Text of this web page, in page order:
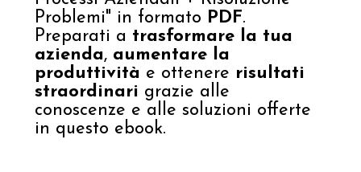
Problemi" in formato PDF.
Preparati a trasformare la tua
azienda, aumentare la
produttività e ottenere risultati
straordinari grazie alle
conoscenze e alle soluzioni offerte
in questo ebook.